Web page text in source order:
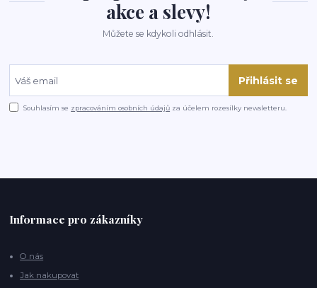
akce a slevy!
Můžete se kdykoli odhlásit.
Přihlásit se
Souhlasím se zpracováním osobních údajů za účelem rozesílky newsletteru.
Informace pro zákazníky
O nás
Jak nakupovat